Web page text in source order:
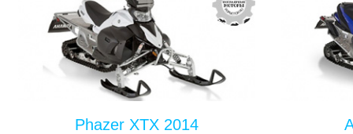
Phazer XTX 2014